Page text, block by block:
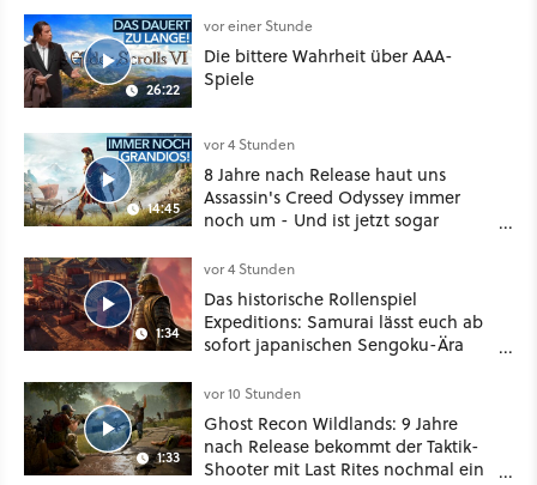
26:22
vor einer Stunde
Die bittere Wahrheit über AAA-
Spiele
14:45
vor 4 Stunden
8 Jahre nach Release haut uns
Assassin's Creed Odyssey immer
noch um - Und ist jetzt sogar
1:34
vor 4 Stunden
Das historische Rollenspiel
Expeditions: Samurai lässt euch ab
sofort japanischen Sengoku-Ära
oder Diplomatie
1:33
vor 10 Stunden
Ghost Recon Wildlands: 9 Jahre
nach Release bekommt der Taktik-
Shooter mit Last Rites nochmal ein